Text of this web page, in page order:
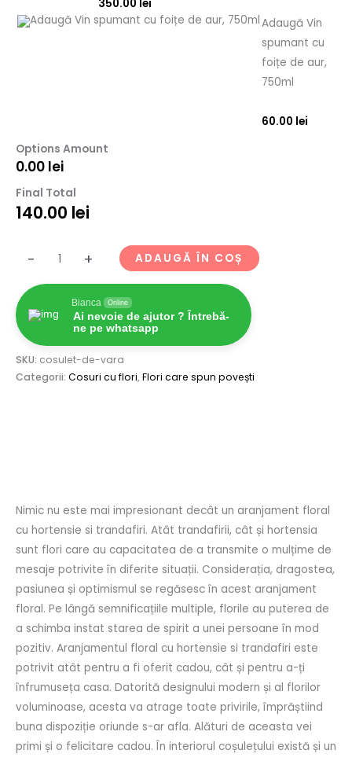
350.00 lei
Adaugă Vin
spumant cu
foițe de aur,
750ml
60.00 lei
Options Amount
0.00 lei
Final Total
140.00 lei
- + ADAUGĂ ÎN COȘ
Bianca Online
Ai nevoie de ajutor ? Întrebă-
ne pe whatsapp
SKU: cosulet-de-vara
Categorii: Cosuri cu flori,Flori care spun povești
Nimic nu este mai impresionant decât un aranjament floral
cu hortensie si trandafiri. Atât trandafirii, cât și hortensia
sunt flori care au capacitatea de a transmite o mulțime de
mesaje potrivite în diferite situații. Considerația, dragostea,
pasiunea și optimismul se regăsesc în acest aranjament
floral. Pe lângă semnificațiile multiple, florile au puterea de
a schimba instat starea de spirit a unei persoane în mod
pozitiv. Aranjamentul floral cu hortensie si trandafiri este
potrivit atât pentru a fi oferit cadou, cât și pentru a-ți
înfrumuseța casa. Datorită designului modern și al florilor
voluminoase, acesta va atrage toate privirile, împrăștiind
buna dispoziție oriunde s-ar afla. Alături de aceasta vei
primi și o felicitare cadou. În interiorul coșulețului există și un